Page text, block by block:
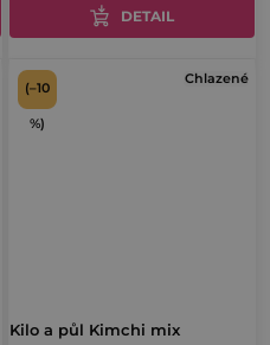
hvězdiček.
DETAIL
Chlazené
Kilo a půl Kimchi mix
(–10
%)